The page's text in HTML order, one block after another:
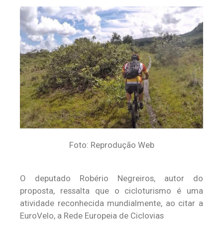
Foto: Reprodução Web
O deputado Robério Negreiros, autor do
proposta, ressalta que o cicloturismo é uma
atividade reconhecida mundialmente, ao citar a
EuroVelo, a Rede Europeia de Ciclovias